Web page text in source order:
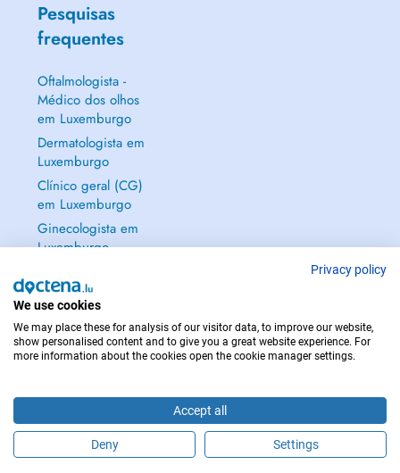
Faça uma marcação online
Pesquisas
frequentes
Oftalmologista -
Médico dos olhos
em Luxemburgo
Dermatologista em
Luxemburgo
Clínico geral (CG)
em Luxemburgo
Ginecologista em
Luxemburgo
EM CASO DE EMERGÊNCIA, CONTACTE : 112
Privacy policy
We use cookies
We may place these for analysis of our visitor data, to improve our website,
show personalised content and to give you a great website experience. For
more information about the cookies open the cookie manager settings.
Accept all
Deny Settings